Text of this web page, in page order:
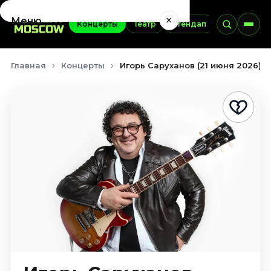
Концерты Театр Стендап Выставки
Меню ×
Август 2026
Сентябрь 2026
Октябрь 2026
Ноябрь 2026
Главная Концерты Игорь Саруханов (21 июня 2026)